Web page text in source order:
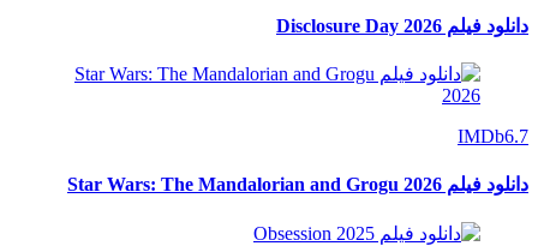
دانلود فیلم Disclosure Day 2026
IMDb6.7
دانلود فیلم Star Wars: The Mandalorian and Grogu 2026